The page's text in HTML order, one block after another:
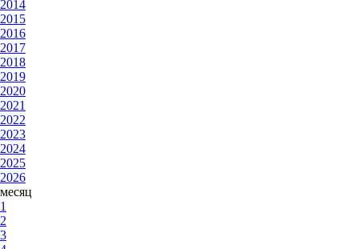
2014
2015
2016
2017
2018
2019
2020
2021
2022
2023
2024
2025
2026
месяц
1
2
3